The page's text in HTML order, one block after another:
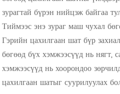
зурагтай бүрэн нийцэж байгаа
Тиймээс энэ зураг маш чухал
Гэрийн цахилгаан шат бүр
бөгөөд бүх хэмжээсүүд нь нягт,
хэмжээсүүд нь хоорондоо
цахилгаан шатыг суурилуулах